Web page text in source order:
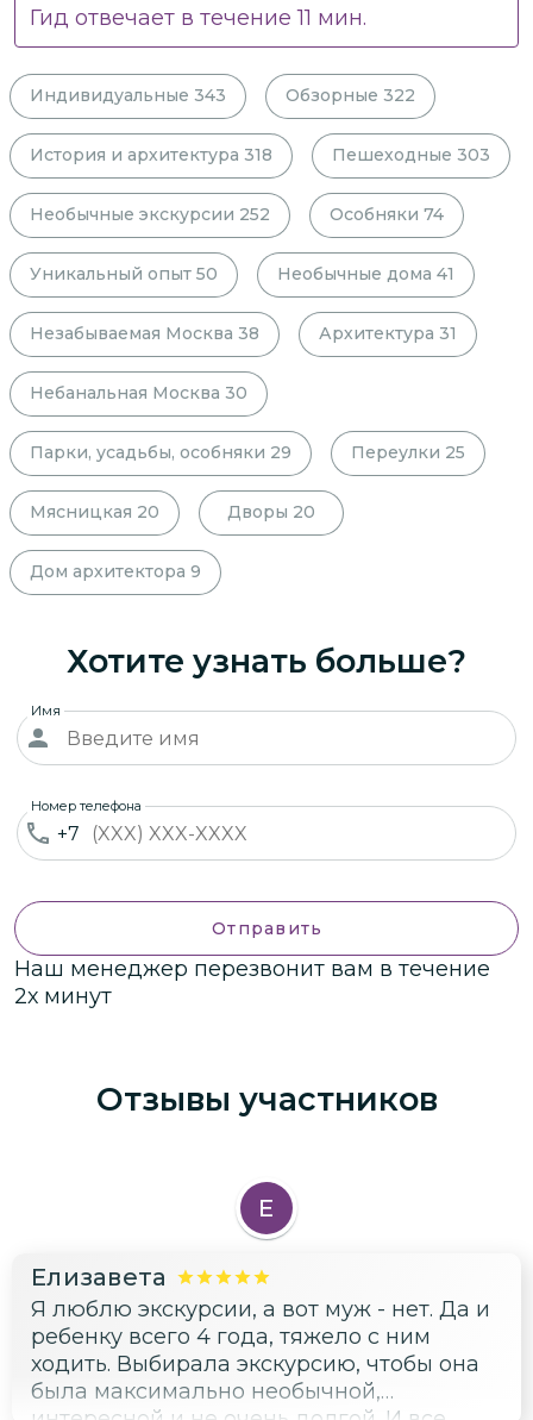
Гид отвечает в течение11 мин.
Индивидуальные 343 Обзорные 322
История и архитектура 318 Пешеходные 303
Необычные экскурсии 252 Особняки 74
Уникальный опыт 50 Необычные дома 41
Незабываемая Москва 38 Архитектура 31
Небанальная Москва 30
Парки, усадьбы, особняки 29 Переулки 25
Мясницкая 20 Дворы 20
Дом архитектора 9
Хотите узнать больше?
Имя
+7
Номер телефона
Отправить
Наш менеджер перезвонит вам в течение
2х минут
Отзывы участников
Е
Елизавета
Я люблю экскурсии, а вот муж - нет. Да и
ребенку всего 4 года, тяжело с ним
ходить. Выбирала экскурсию, чтобы она
была максимально необычной,